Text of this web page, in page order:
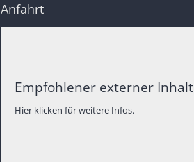
Anfahrt
Empfohlener externer Inhalt
Hier klicken für weitere Infos.